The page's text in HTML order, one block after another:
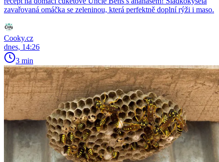
zavařovaná omáčka se zeleninou, která perfektně doplní rýži i maso.
Cooky.cz
dnes, 14:26
3 min